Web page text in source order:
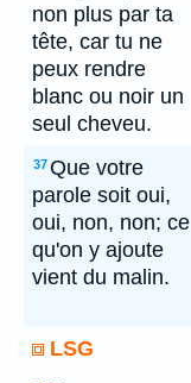
non plus par ta
tête, car tu ne
peux rendre
blanc ou noir un
seul cheveu.
37Que votre
parole soit oui,
oui, non, non; ce
qu'on y ajoute
vient du malin.
LSG